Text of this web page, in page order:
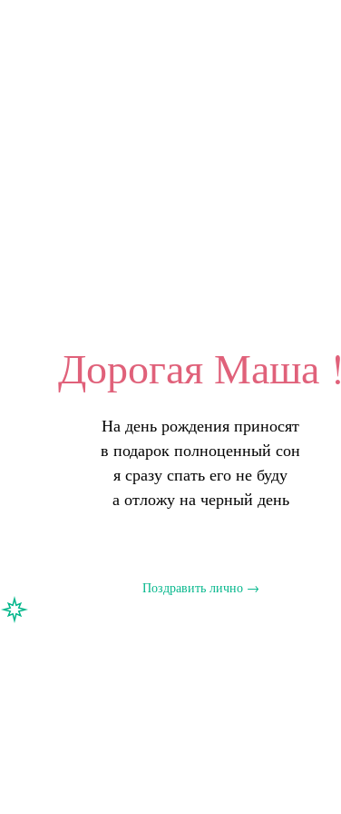
Дорогая Маша !
На день рождения приносят
в подарок полноценный сон
я сразу спать его не буду
а отложу на черный день
Поздравить лично →